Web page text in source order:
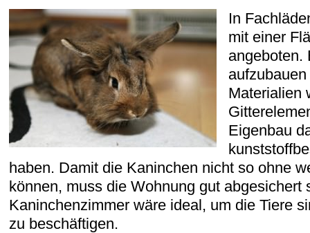
In
mit einer
angeboten.
Materialien
Eigenbau
haben. Damit die Kaninchen nicht so ohne
können, muss die Wohnung gut abgesichert
Kaninchenzimmer wäre ideal, um die Tiere
zu beschäftigen.